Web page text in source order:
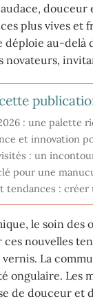
plus vives et
déploie au-
novateurs,
: une palette
et innovation
: un
pour une
tendances :
le soin des
nouvelles
La
ongulaire.
de douceur et